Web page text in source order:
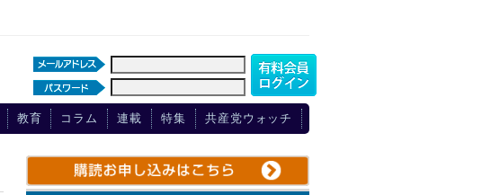
教育 コラム 連載 特集 共産党ウォッチ